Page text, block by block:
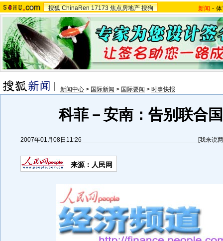
搜狐 ChinaRen 17173 焦点房地产 搜狗 新闻 -
新闻中心 > 国际新闻 > 国际要闻 > 时事快报
科菲－安南：告别联合
2007年01月08日11:26 [我来说
来源：人民网